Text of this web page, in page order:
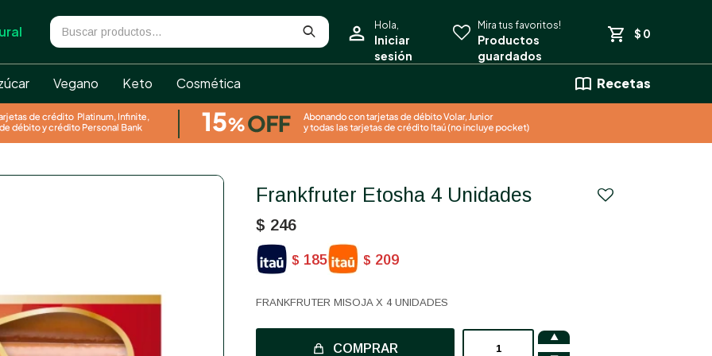
Vegano Keto Cosmética Recetas
$ 0
Frankfruter Etosha 4 Unidades
$ 246
$ 185 $ 209
FRANKFRUTER MISOJA X 4 UNIDADES
COMPRAR
